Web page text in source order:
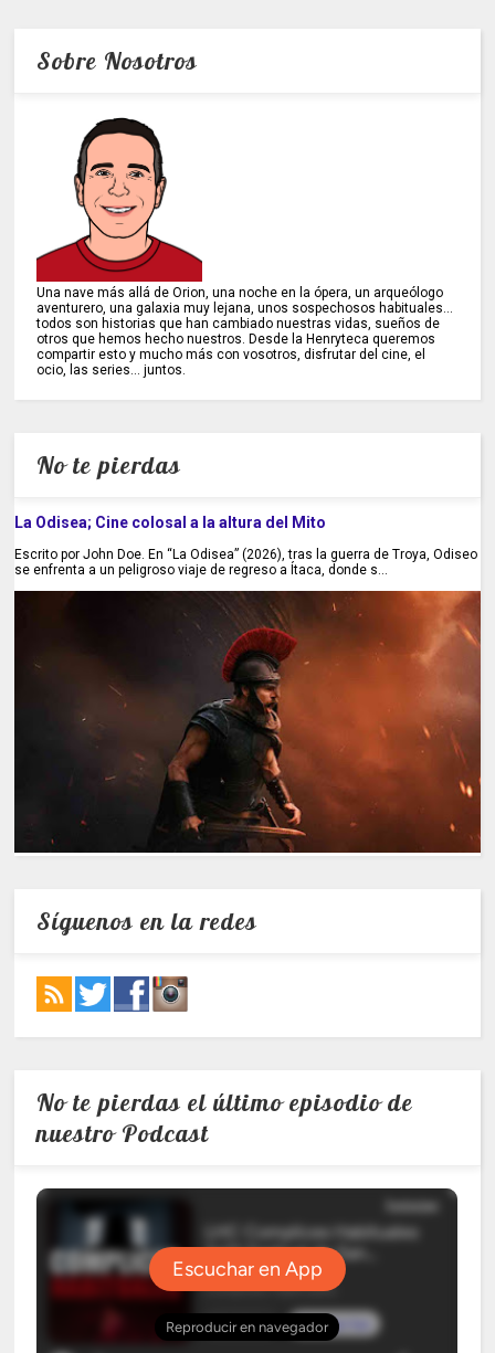
Sobre Nosotros
Una nave más allá de Orion, una noche en la ópera, un arqueólogo
aventurero, una galaxia muy lejana, unos sospechosos habituales...
todos son historias que han cambiado nuestras vidas, sueños de
otros que hemos hecho nuestros. Desde la Henryteca queremos
compartir esto y mucho más con vosotros, disfrutar del cine, el
ocio, las series... juntos.
No te pierdas
La Odisea; Cine colosal a la altura del Mito
Escrito por John Doe. En “La Odisea” (2026), tras la guerra de Troya, Odiseo
se enfrenta a un peligroso viaje de regreso a Ítaca, donde s...
Síguenos en la redes
No te pierdas el último episodio de
nuestro Podcast